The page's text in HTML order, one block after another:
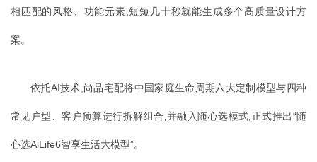
相匹配的风格、功能元素,短短几十秒就能生成多个高质量设计方
案。
依托AI技术,尚品宅配将中国家庭生命周期六大定制模型与四种
常见户型、客户预算进行拆解组合,并融入随心选模式,正式推出“随
心选AiLife6智享生活大模型”。